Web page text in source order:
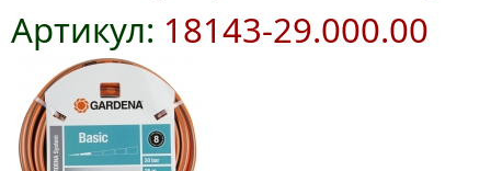
Артикул: 18143-29.000.00